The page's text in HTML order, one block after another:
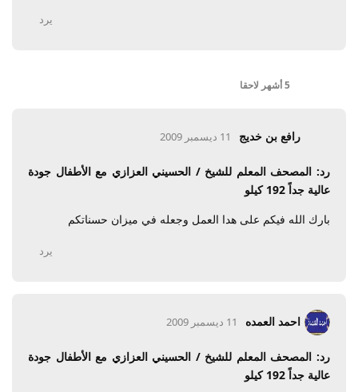
يرد
5 أشهر لاحقا
رافع بن خديج 11 ديسمبر 2009
رد: المصحف المعلم للشيخ / الحسيني العزازي مع الأطفال جودة
عالية جداً 192 كيلو
بارك الله فيكم على هدا العمل وجعله في ميزان حسناتكم
يرد
احمد العمده 11 ديسمبر 2009
رد: المصحف المعلم للشيخ / الحسيني العزازي مع الأطفال جودة
عالية جداً 192 كيلو